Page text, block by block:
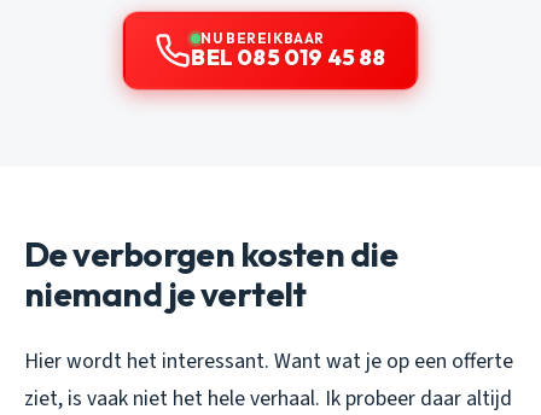
NU BEREIKBAAR
BEL 085 019 45 88
De verborgen kosten die
niemand je vertelt
Hier wordt het interessant. Want wat je op een offerte
ziet, is vaak niet het hele verhaal. Ik probeer daar altijd